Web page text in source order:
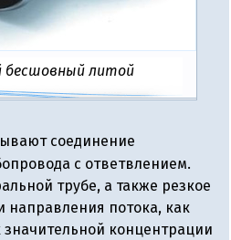
бесшовный литой
с ответвлением.
трубе, а также резкое
направления потока, как
концентрации